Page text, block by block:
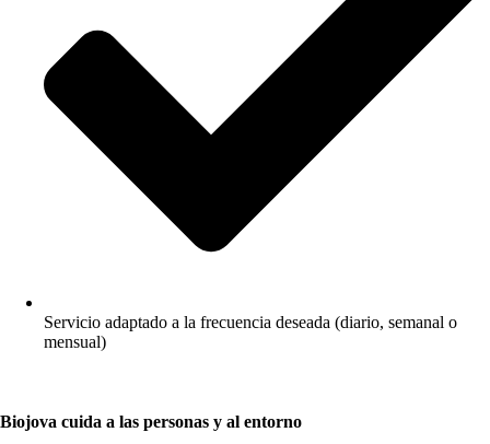
Servicio adaptado a la frecuencia deseada (diario, semanal o
mensual)
Biojova cuida a las personas y al entorno